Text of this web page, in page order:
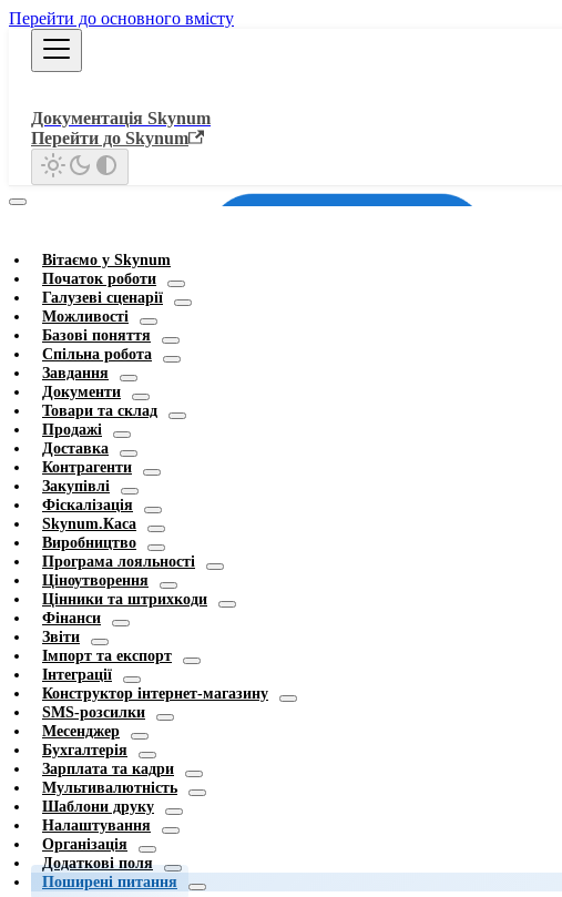
Перейти до основного вмісту
Документація Skynum
Перейти до Skynum
Вітаємо у Skynum
Початок роботи
Галузеві сценарії
Можливості
Базові поняття
Спільна робота
Завдання
Документи
Товари та склад
Продажі
Доставка
Контрагенти
Закупівлі
Фіскалізація
Skynum.Каса
Виробництво
Програма лояльності
Ціноутворення
Цінники та штрихкоди
Фінанси
Звіти
Імпорт та експорт
Інтеграції
Конструктор інтернет-магазину
SMS-розсилки
Месенджер
Бухгалтерія
Зарплата та кадри
Мультивалютність
Шаблони друку
Налаштування
Організація
Додаткові поля
Поширені питання